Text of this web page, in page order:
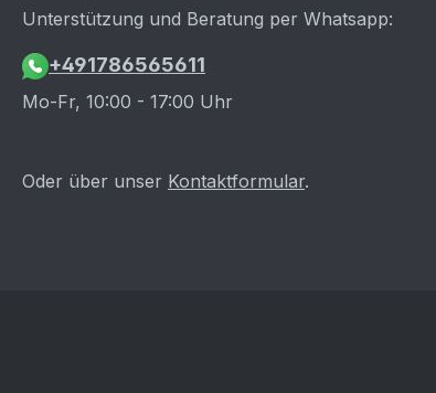
Unterstützung und Beratung per Whatsapp:
+491786565611
Mo-Fr, 10:00 - 17:00 Uhr
Oder über unser Kontaktformular.